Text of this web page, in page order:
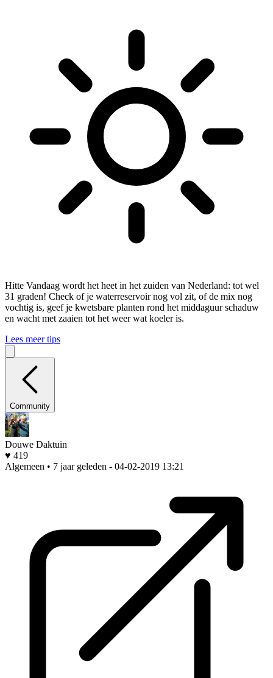
Hitte Vandaag wordt het heet in het zuiden van Nederland: tot wel
31 graden! Check of je waterreservoir nog vol zit, of de mix nog
vochtig is, geef je kwetsbare planten rond het middaguur schaduw
en wacht met zaaien tot het weer wat koeler is.
Lees meer tips
Community
Douwe Daktuin
♥ 419
Algemeen • 7 jaar geleden - 04-02-2019 13:21